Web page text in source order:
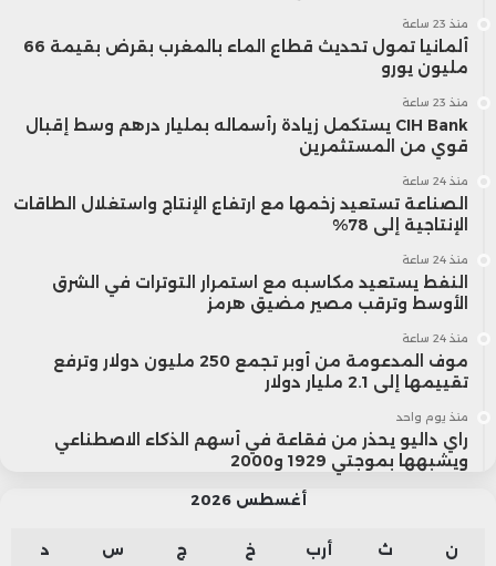
منذ 23 ساعة
ألمانيا تمول تحديث قطاع الماء بالمغرب بقرض بقيمة 66
مليون يورو
منذ 23 ساعة
CIH Bank يستكمل زيادة رأسماله بمليار درهم وسط إقبال
قوي من المستثمرين
منذ 24 ساعة
الصناعة تستعيد زخمها مع ارتفاع الإنتاج واستغلال الطاقات
الإنتاجية إلى 78%
منذ 24 ساعة
النفط يستعيد مكاسبه مع استمرار التوترات في الشرق
الأوسط وترقب مصير مضيق هرمز
منذ 24 ساعة
موف المدعومة من أوبر تجمع 250 مليون دولار وترفع
تقييمها إلى 2.1 مليار دولار
منذ يوم واحد
راي داليو يحذر من فقاعة في أسهم الذكاء الاصطناعي
ويشبهها بموجتي 1929 و2000
أغسطس 2026
ن ث أرب خ ج س د